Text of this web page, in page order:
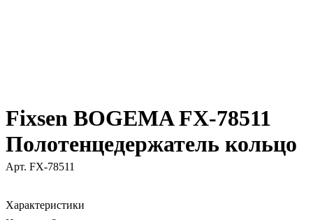
Fixsen BOGEMA FX-78511
Полотенцедержатель кольцо
Арт. FX-78511
Характеристики